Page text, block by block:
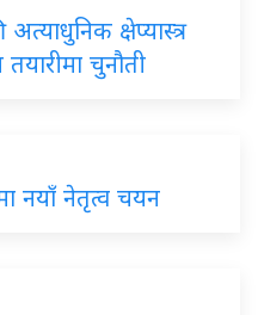
क्षेप्यास्त्र
चुनौती
नयाँ नेतृत्व चयन